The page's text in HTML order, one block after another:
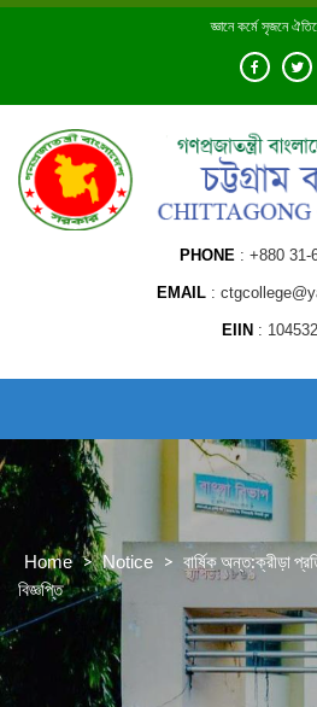
Skip
জ্ঞানে কর্মে সৃজনে
PHONE +880 31-
EMAIL
EIIN 104532
Home > Notice > বার্ষিক অন্ত:ক্রীড়া
বিজ্ঞপ্তি